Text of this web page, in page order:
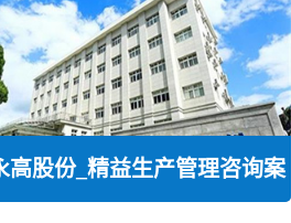
高股份_精益生产管理咨询案